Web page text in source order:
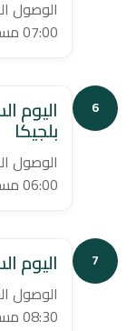
07:00 مساء
6 اليوم
بلجيكا
06:00 مساء
7 اليوم
08:30 مساء